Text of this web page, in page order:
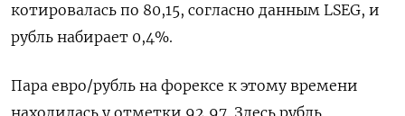
котировалась по 80,15, согласно данным LSEG, и
рубль набирает 0,4%.
Пара евро/рубль на форексе к этому времени